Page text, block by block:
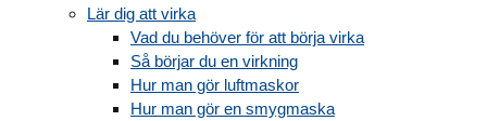
Lär dig att virka
Vad du behöver för att börja virka
Så börjar du en virkning
Hur man gör luftmaskor
Hur man gör en smygmaska